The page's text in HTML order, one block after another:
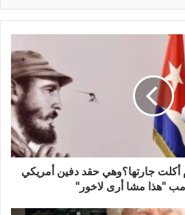
أكلت جارتها؟وهي حقد دفين أمريكي
"هذا مشا أرى لاخور"